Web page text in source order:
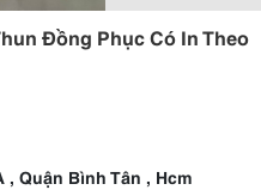
Đồng Phục Có In Theo
, Quận Bình Tân , Hcm